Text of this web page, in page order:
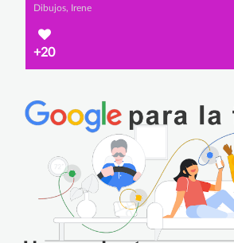
Dibujos, Irene
+20